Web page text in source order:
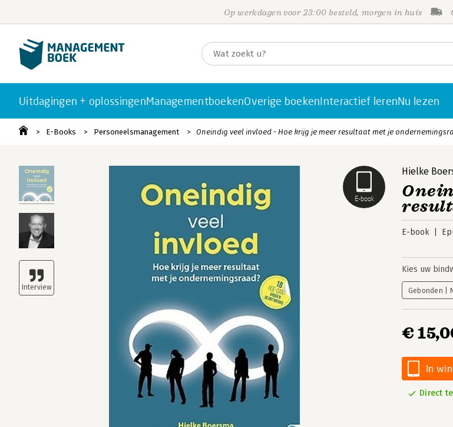
Op werkdagen voor 23:00 besteld, morgen in huis
Uitdagingen + oplossingenManagementboekenOverige boekenInteractief lerenNu lezen
E-Books Personeelsmanagement Oneindig veel invloed - Hoe krijg je meer resultaat met je
E-book
Hielke
E-book
Kies uw
Gebonden |
€
In
Direct